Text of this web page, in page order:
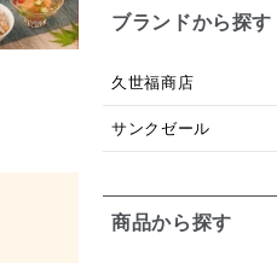
ブランドから探す
久世福商店
サンクゼール
商品から探す